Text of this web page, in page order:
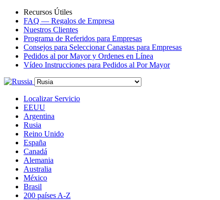
Recursos Útiles
FAQ — Regalos de Empresa
Nuestros Clientes
Programa de Referidos para Empresas
Consejos para Seleccionar Canastas para Empresas
Pedidos al por Mayor y Ordenes en Línea
Vídeo Instrucciones para Pedidos al Por Mayor
Localizar Servicio
EEUU
Argentina
Rusia
Reino Unido
España
Canadá
Alemania
Australia
México
Brasil
200 países A-Z